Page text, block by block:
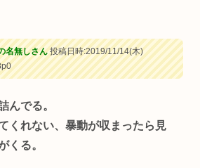
名無しさん投稿日時:2019/11/14(木)
んでる。
くれない、暴動が収まったら見
くる。